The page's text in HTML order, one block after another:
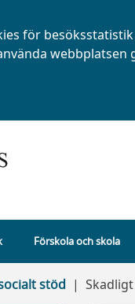
för
webbplatsen
Förskola och skola
stöd